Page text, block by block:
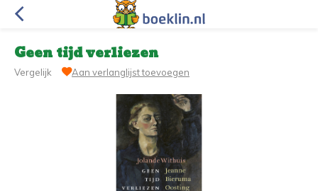
Geen tijd verliezen
Vergelijk Aan verlanglijst toevoegen